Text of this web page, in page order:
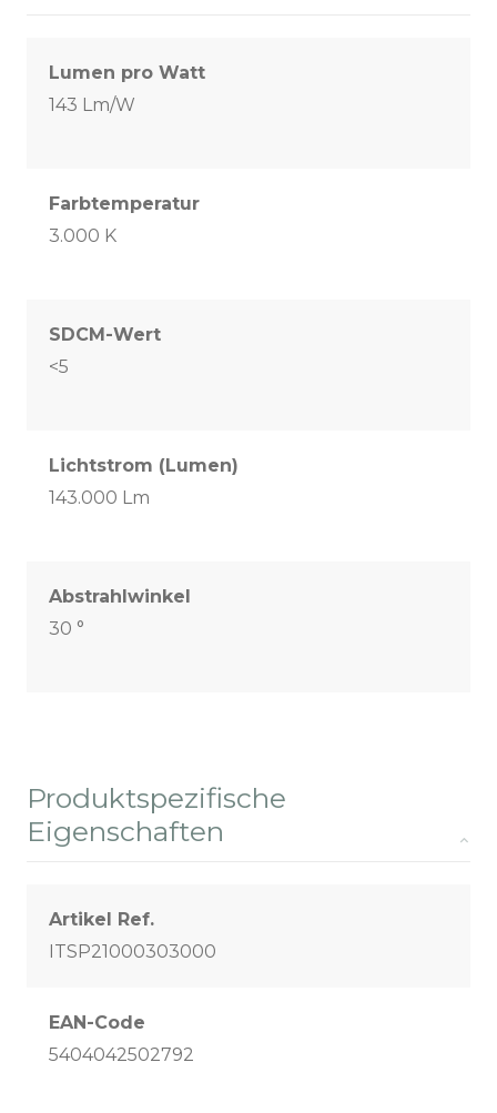
Lumen pro Watt
143 Lm/W
Farbtemperatur
3.000 K
SDCM-Wert
<5
Lichtstrom (Lumen)
143.000 Lm
Abstrahlwinkel
30 °
Produktspezifische
Eigenschaften
Artikel Ref.
ITSP21000303000
EAN-Code
5404042502792